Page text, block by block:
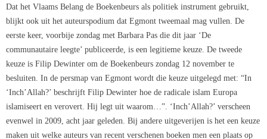
Dat het Vlaams Belang de Boekenbeurs als politiek instrument gebruikt,
blijkt ook uit het auteurspodium dat Egmont tweemaal mag vullen. De
eerste keer, voorbije zondag met Barbara Pas die dit jaar ‘De
communautaire leegte’ publiceerde, is een legitieme keuze. De tweede
keuze is Filip Dewinter om de Boekenbeurs zondag 12 november te
besluiten. In de persmap van Egmont wordt die keuze uitgelegd met: “In
‘Inch’Allah?’ beschrijft Filip Dewinter hoe de radicale islam Europa
islamiseert en verovert. Hij legt uit waarom…”. ‘Inch’Allah?’ verscheen
evenwel in 2009, acht jaar geleden. Bij andere uitgeverijen is het een keuze
maken uit welke auteurs van recent verschenen boeken men een plaats op